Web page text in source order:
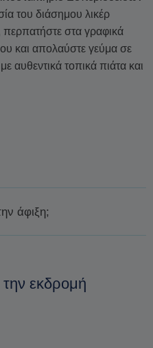
του διάσημου λικέρ
στα γραφικά
και απολαύστε γεύμα σε
αυθεντικά τοπικά πιάτα και
άφιξη;
την εκδρομή